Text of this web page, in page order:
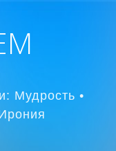
Мудрость •